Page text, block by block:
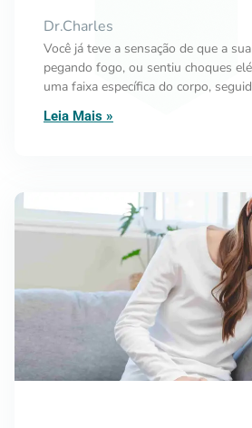
Dr.Charles
Você já teve a sensação de que a
pegando fogo, ou sentiu choques
uma faixa específica do corpo,
Leia Mais »